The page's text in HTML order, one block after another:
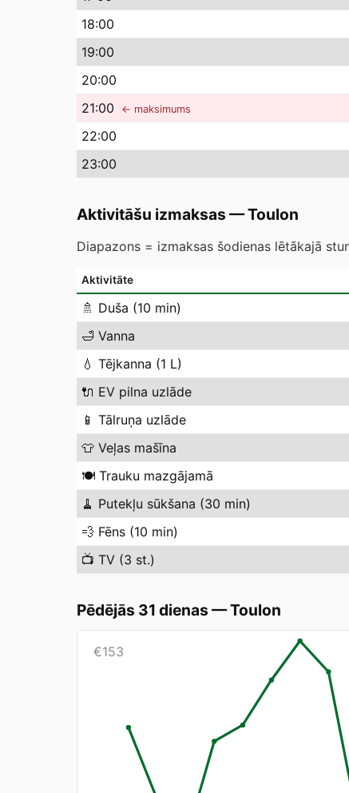
18:00
19:00
20:00
21:00 ← maksimums
22:00
23:00
Aktivitāšu izmaksas —Toulon
Diapazons = izmaksas šodienas lētākajā
Aktivitāte
🚿 Duša (10 min)
🛁 Vanna
💧 Tējkanna (1 L)
🔌 EV pilna uzlāde
📱 Tālruņa uzlāde
👕 Veļas mašīna
🍽️ Trauku mazgājamā
🧹 Putekļu sūkšana (30 min)
💨 Fēns (10 min)
📺 TV (3 st.)
Pēdējās 31 dienas —Toulon
€153